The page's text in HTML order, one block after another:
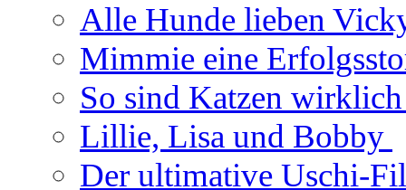
Alle Hunde lieben
Mimmie eine
So sind Katzen
Lillie, Lisa und Bobby
Der ultimative Uschi-